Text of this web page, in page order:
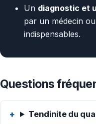
Un diagnostic et
par un médecin
indispensables.
Questions
Tendinite du